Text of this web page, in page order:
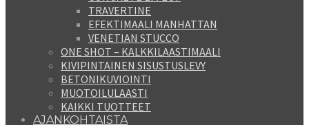
TRAVERTINE
EFEKTIMAALI MANHATTAN
VENETIAN STUCCO
ONE SHOT – KALKKILAASTIMAALI
KIVIPINTAINEN SISUSTUSLEVY
BETONIKUVIOINTI
MUOTOILULAASTI
KAIKKI TUOTTEET
AJANKOHTAISTA